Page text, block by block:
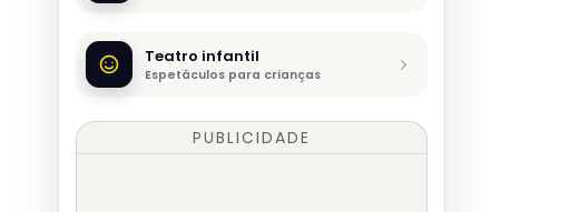
Teatro infantil
Espetáculos para crianças
PUBLICIDADE